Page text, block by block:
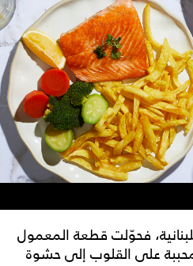
فحوّلت قطعة المعمول
على القلوب إلى حشوة